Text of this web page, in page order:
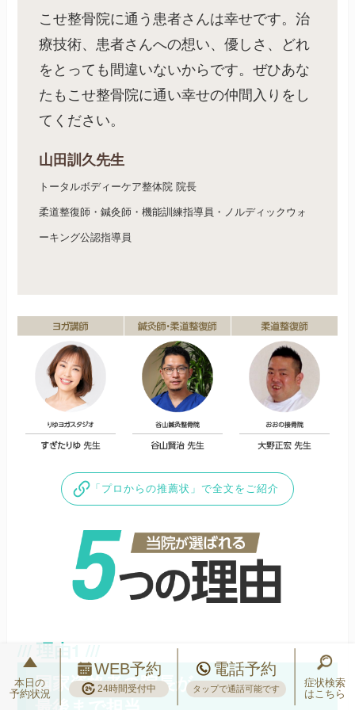
こせ整骨院に通う患者さんは幸せです。治
療技術、患者さんへの想い、優しさ、どれ
をとっても間違いないからです。ぜひあな
たもこせ整骨院に通い幸せの仲間入りをし
てください。
山田訓久先生
トータルボディーケア整体院 院長
柔道整復師・鍼灸師・機能訓練指導員・ノルディックウォ
ーキング公認指導員
「プロからの推薦状」で全文をご紹介
国家資格者の院長が
本日の
予約状況
WEB予約
24時間受付中
電話予約
タップで通話可能です
症状検索
はこちら